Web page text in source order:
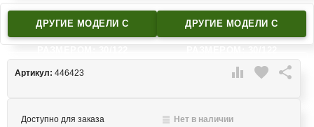
ДРУГИЕ МОДЕЛИ C ДРУГИЕ МОДЕЛИ C
 favorite 
Артикул: 446423
Доступно для заказа
Нет в наличии